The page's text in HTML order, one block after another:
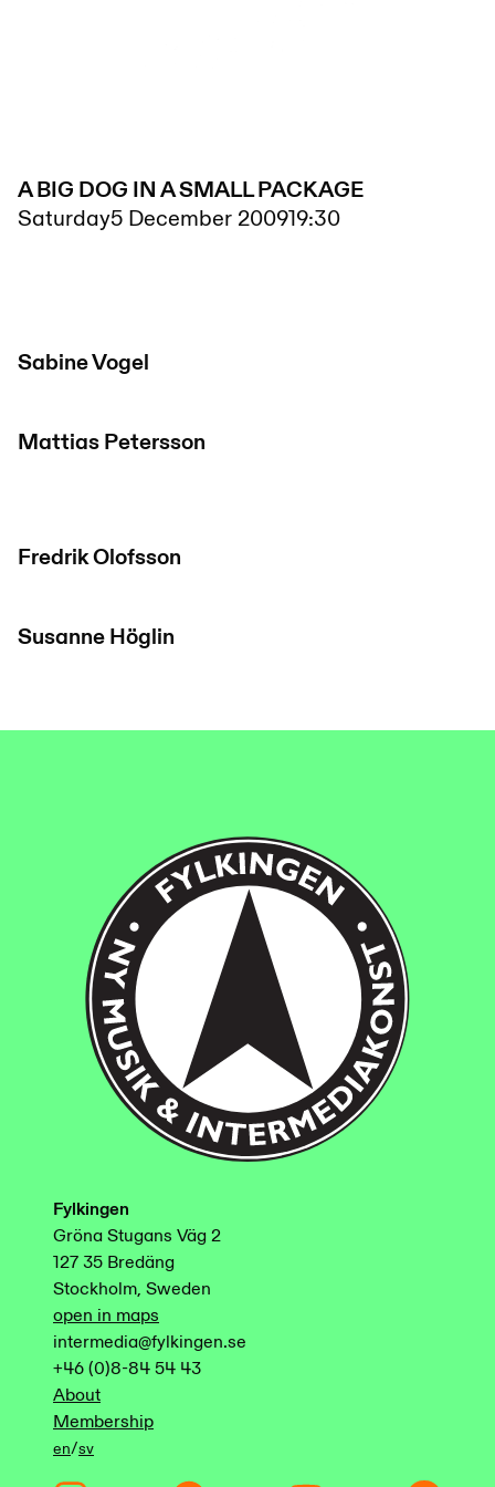
A BIG DOG IN A SMALL PACKAGE
Saturday5 December 200919:30
Sabine Vogel
Mattias Petersson
Fredrik Olofsson
Susanne Höglin
Fylkingen
Gröna Stugans Väg 2
127 35 Bredäng
Stockholm, Sweden
open in maps
intermedia@fylkingen.se
+46 (0)8-84 54 43
About
Membership
en/sv